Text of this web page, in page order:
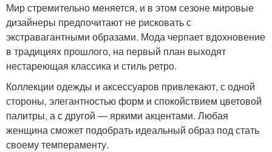
Мир стремительно меняется, и в этом сезоне мировые
дизайнеры предпочитают не рисковать с
экстравагантными образами. Мода черпает вдохновение
в традициях прошлого, на первый план выходят
нестареющая классика и стиль ретро.
Коллекции одежды и аксессуаров привлекают, с одной
стороны, элегантностью форм и спокойствием цветовой
палитры, а с другой — яркими акцентами. Любая
женщина сможет подобрать идеальный образ под стать
своему темпераменту.